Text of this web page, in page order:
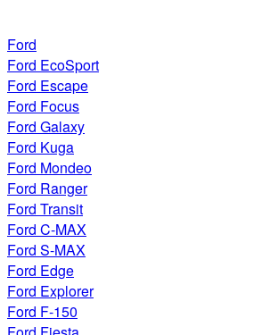
Ford
Ford EcoSport
Ford Escape
Ford Focus
Ford Galaxy
Ford Kuga
Ford Mondeo
Ford Ranger
Ford Transit
Ford C-MAX
Ford S-MAX
Ford Edge
Ford Explorer
Ford F-150